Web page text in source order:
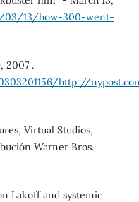
03/13/how-300-went-
2007 .
http://
Virtual Studios,
Warner Bros.
Lakoff and systemic